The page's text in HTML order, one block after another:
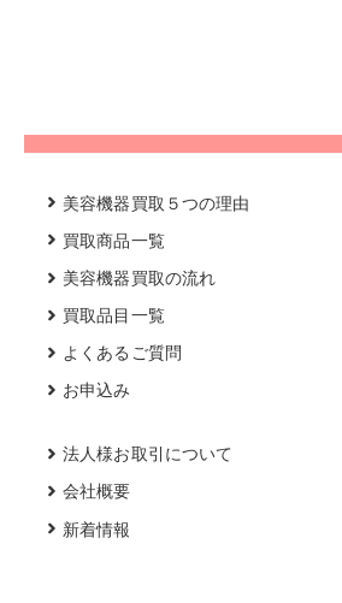
美容機器買取５つの理由
買取商品一覧
美容機器買取の流れ
買取品目一覧
よくあるご質問
お申込み
法人様お取引について
会社概要
新着情報